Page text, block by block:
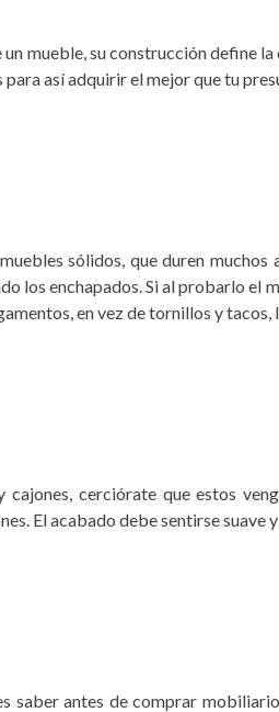
mueble, su construcción define
así adquirir el mejor que tu
sólidos, que duren
los enchapados. Si al probarlo el
en vez de tornillos y
cerciórate que estos
El acabado debe sentirse suave
saber antes de comprar